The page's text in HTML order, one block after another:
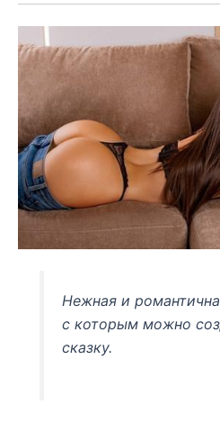
Нежная и
с которым можно
сказку.